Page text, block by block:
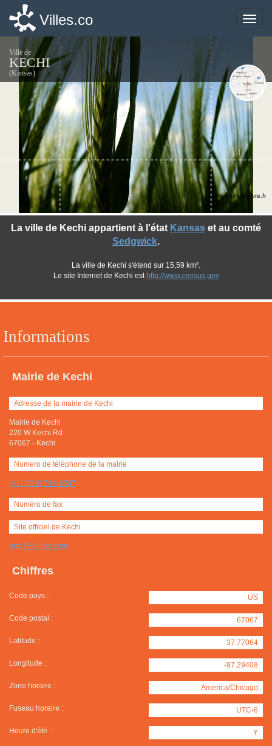
Toggle
Villes.co
Ville de
KECHI
(Kansas)
Informations
Mairie de Kechi
Adresse de la mairie de Kechi
Mairie de Kechi
220 W Kechi Rd
67067 - Kechi
Numero de téléphone de la mairie
+(1) (316) 744-9287
Numéro de fax
Site officiel de Kechi
http://kechiks.com
Chiffres
Code pays : US
Code postal : 67067
Latitude : 37.77064
Longitude : -97.29408
Zone horaire : America/Chicago
Fuseau horaire : UTC-6
Heure d'été : Y
La ville de Kechi appartient à l'état Kansas et au comté
Sedgwick.
La ville de Kechi s'étend sur 15,59 km².
Le site Internet de Kechi est http://www.census.gov
©photo-libre.fr
Toggle
Villes.co